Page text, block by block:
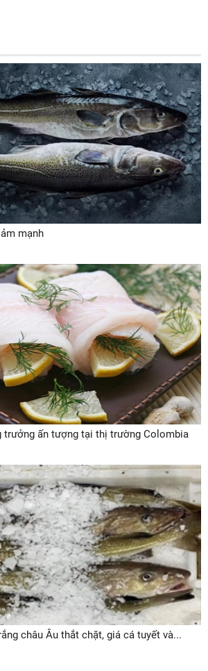
mạnh
trưởng ấn tượng tại thị trường Colombia
châu Âu thắt chặt, giá cá tuyết và...